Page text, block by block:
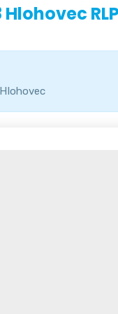
Hlohovec